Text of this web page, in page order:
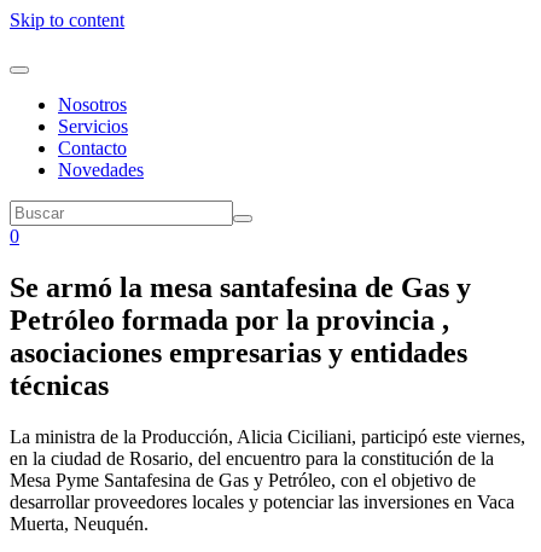
Skip to content
Nosotros
Servicios
Contacto
Novedades
0
Se armó la mesa santafesina de Gas y
Petróleo formada por la provincia ,
asociaciones empresarias y entidades
técnicas
La ministra de la Producción, Alicia Ciciliani, participó este viernes,
en la ciudad de Rosario, del encuentro para la constitución de la
Mesa Pyme Santafesina de Gas y Petróleo, con el objetivo de
desarrollar proveedores locales y potenciar las inversiones en Vaca
Muerta, Neuquén.